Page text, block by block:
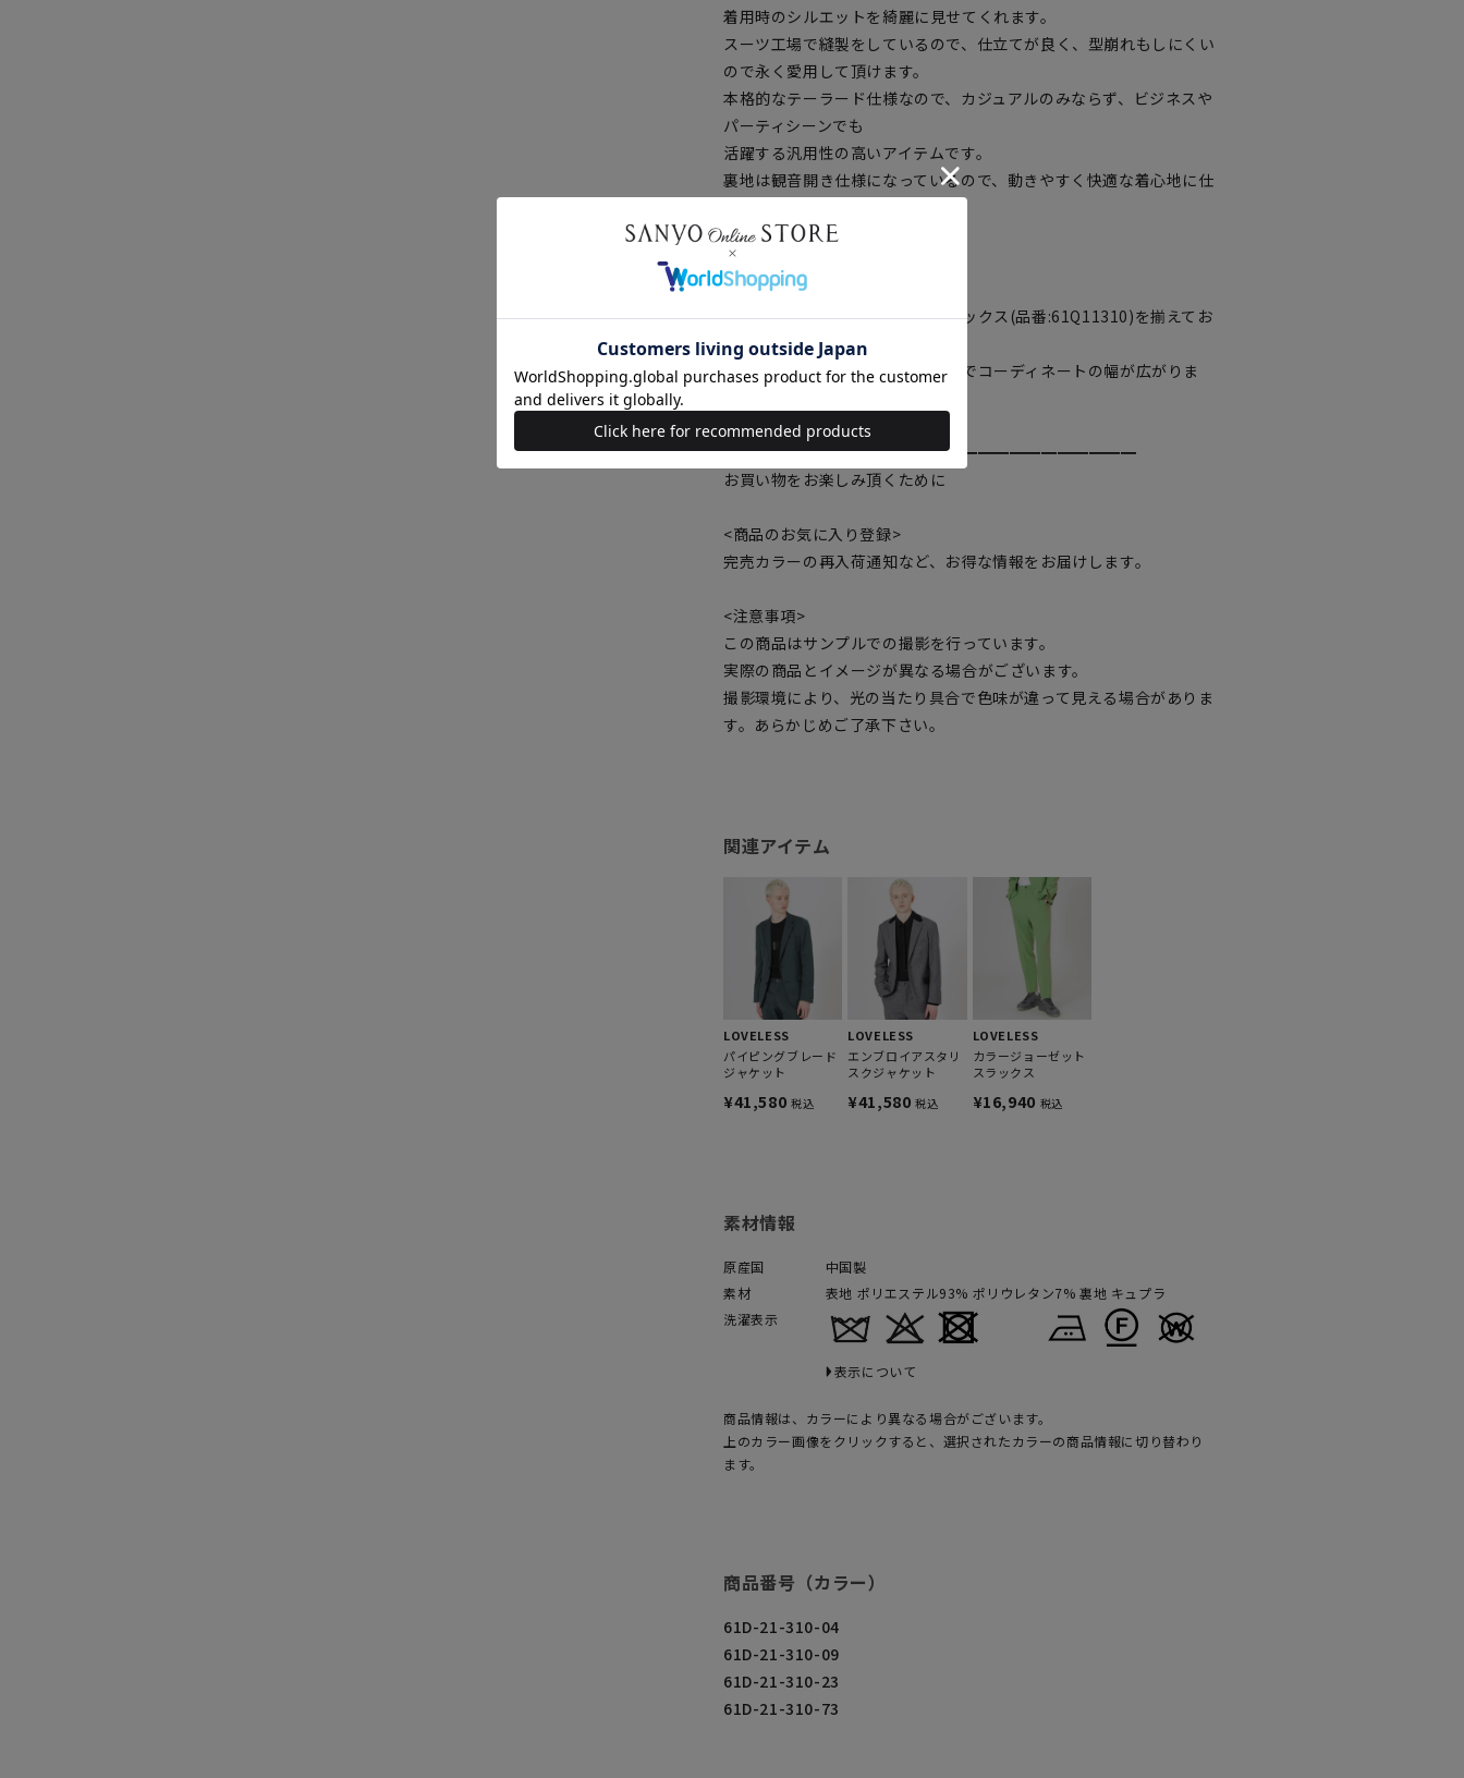
着用時のシルエットを綺麗に見せてくれます。
スーツ工場で縫製をしているので、仕立てが良く、型崩れもしにくい
ので永く愛用して頂けます。
本格的なテーラード仕様なので、カジュアルのみならず、ビジネスや
パーティシーンでも
活躍する汎用性の高いアイテムです。
裏地は観音開き仕様になっているので、動きやすく快適な着心地に仕
【スタイリング/その他】
同素材のカラージョーゼットスラックス(品番:61Q11310)を揃えてお
けばセットアップでの着用が可能。
それぞれ単体での着用も可能なのでコーディネートの幅が広がりま
━━━━━━━━━━━━━━━━━━━━━━━━━━
お買い物をお楽しみ頂くために
<商品のお気に入り登録>
完売カラーの再入荷通知など、お得な情報をお届けします。
<注意事項>
この商品はサンプルでの撮影を行っています。
実際の商品とイメージが異なる場合がございます。
撮影環境により、光の当たり具合で色味が違って見える場合がありま
す。あらかじめご了承下さい。
関連アイテム
LOVELESS
パイピングブレード
ジャケット
¥41,580 税込
LOVELESS
エンブロイアスタリ
スクジャケット
¥41,580 税込
LOVELESS
カラージョーゼット
スラックス
¥16,940 税込
素材情報
原産国
中国製
素材
表地 ポリエステル93% ポリウレタン7% 裏地 キュプラ
洗濯表示
表示について
商品情報は、カラーにより異なる場合がございます。
上のカラー画像をクリックすると、選択されたカラーの商品情報に切り替わり
ます。
商品番号（カラー）
61D-21-310-04
61D-21-310-09
61D-21-310-23
61D-21-310-73